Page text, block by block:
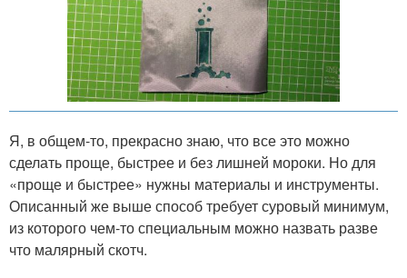
Я, в общем-то, прекрасно знаю, что все это можно
сделать проще, быстрее и без лишней мороки. Но для
«проще и быстрее» нужны материалы и инструменты.
Описанный же выше способ требует суровый минимум,
из которого чем-то специальным можно назвать разве
что малярный скотч.